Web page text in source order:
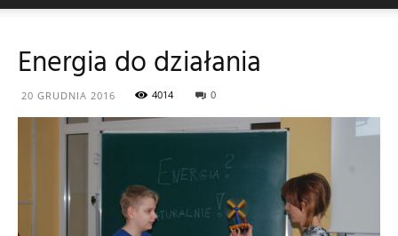
Abrys
Energia do działania
20 GRUDNIA 2016 4014 0